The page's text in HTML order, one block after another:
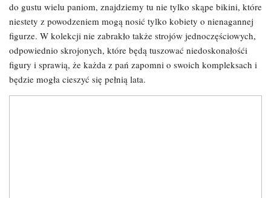
do gustu wielu paniom, znajdziemy tu nie tylko skąpe bikini, które
niestety z powodzeniem mogą nosić tylko kobiety o nienagannej
figurze. W kolekcji nie zabrakło także strojów jednoczęściowych,
odpowiednio skrojonych, które będą tuszować niedoskonałośći
figury i sprawią, że każda z pań zapomni o swoich kompleksach i
będzie mogła cieszyć się pełnią lata.